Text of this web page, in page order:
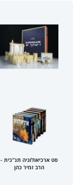
סט ארכיאולוגיה תנ"כית -
הרב זמיר כהן